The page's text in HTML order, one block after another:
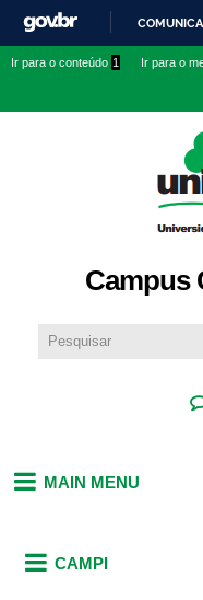
Ir para o conteúdo 1 Ir para o
Campus
MAIN MENU
CAMPI